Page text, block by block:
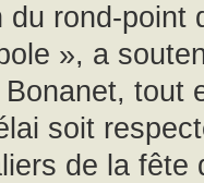
du rond-point
», a
tout
soit
de la fête